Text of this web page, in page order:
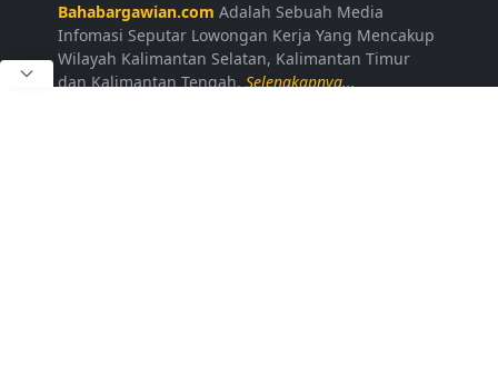
Bahabargawian.com Adalah Sebuah Media
Infomasi Seputar Lowongan Kerja Yang Mencakup
Wilayah Kalimantan Selatan, Kalimantan Timur
dan Kalimantan Tengah.Selengkapnya...